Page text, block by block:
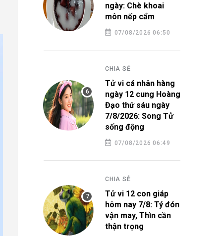
ngày: Chè khoai
môn nếp cẩm
07/08/2026 06:50
CHIA SẺ
Tử vi cá nhân hàng
ngày 12 cung Hoàng
Đạo thứ sáu ngày
7/8/2026: Song Tử
sống động
07/08/2026 06:49
CHIA SẺ
Tử vi 12 con giáp
hôm nay 7/8: Tý đón
vận may, Thìn cần
thận trọng